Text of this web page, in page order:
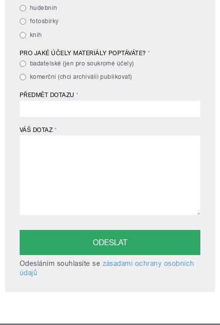
hudebnin
fotosbírky
knih
PRO JAKÉ ÚČELY MATERIÁLY POPTÁVÁTE?*
badatelské (jen pro soukromé účely)
komerční (chci archiválii publikovat)
PŘEDMĚT DOTAZU*
VÁŠ DOTAZ *
Odesláním souhlasíte se zásadami ochrany osobních
údajů